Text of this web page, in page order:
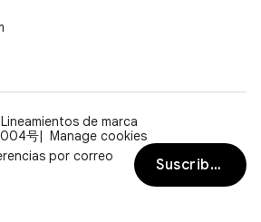
Lineamientos de marca
号
Manage cookies
por correo
Suscribirse